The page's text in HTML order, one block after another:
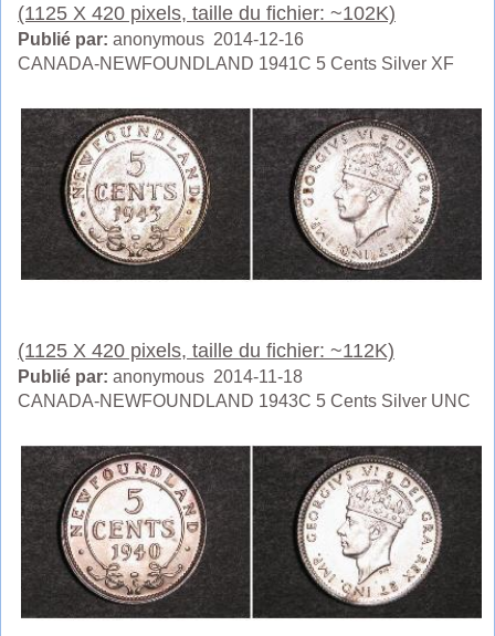
(1125 X 420 pixels, taille du fichier: ~102K)
Publié par: anonymous 2014-12-16
CANADA-NEWFOUNDLAND 1941C 5 Cents Silver XF
(1125 X 420 pixels, taille du fichier: ~112K)
Publié par: anonymous 2014-11-18
CANADA-NEWFOUNDLAND 1943C 5 Cents Silver UNC